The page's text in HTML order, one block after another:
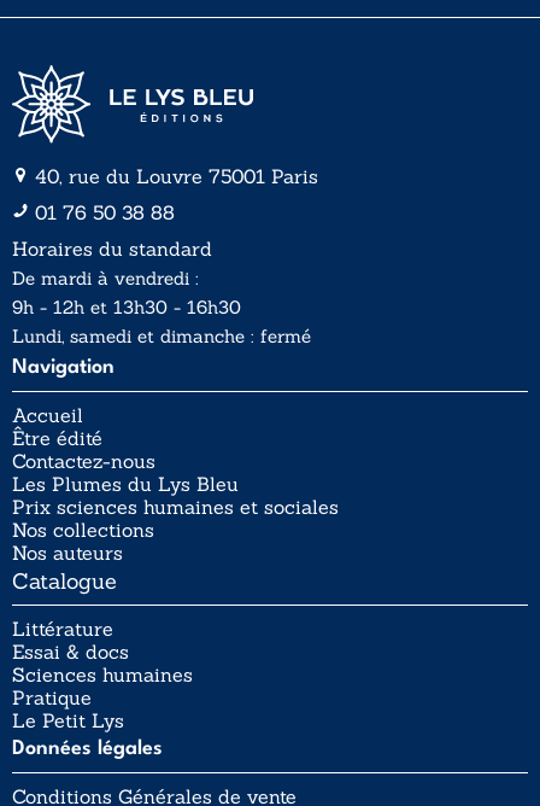
40, rue du Louvre 75001 Paris
01 76 50 38 88
Horaires du standard
De mardi à vendredi :
9h - 12h et 13h30 - 16h30
Lundi, samedi et dimanche : fermé
Navigation
Accueil
Être édité
Contactez-nous
Les Plumes du Lys Bleu
Prix sciences humaines et sociales
Nos collections
Nos auteurs
Catalogue
Littérature
Essai & docs
Sciences humaines
Pratique
Le Petit Lys
Données légales
Conditions Générales de vente